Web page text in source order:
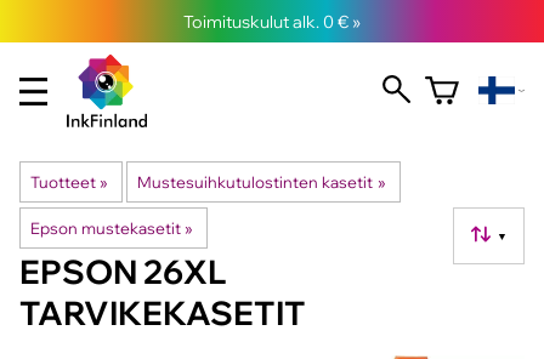
Toimituskulut alk. 0 € »
Tuotteet ‪» Mustesuihkutulostinten kasetit ‪»
Epson mustekasetit ‪» ▼
EPSON 26XL
TARVIKEKASETIT